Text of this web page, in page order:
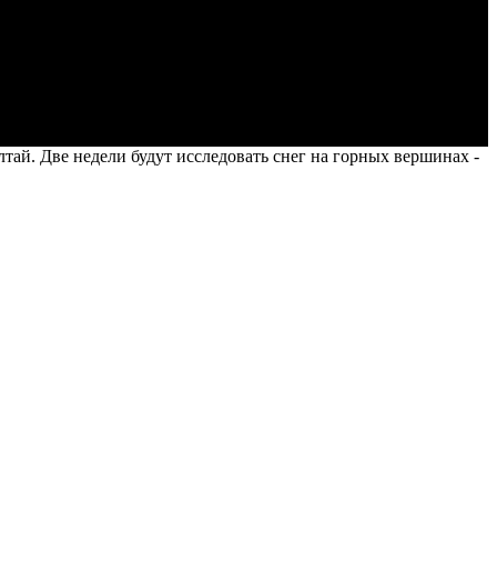
Две недели будут исследовать снег на горных вершинах -